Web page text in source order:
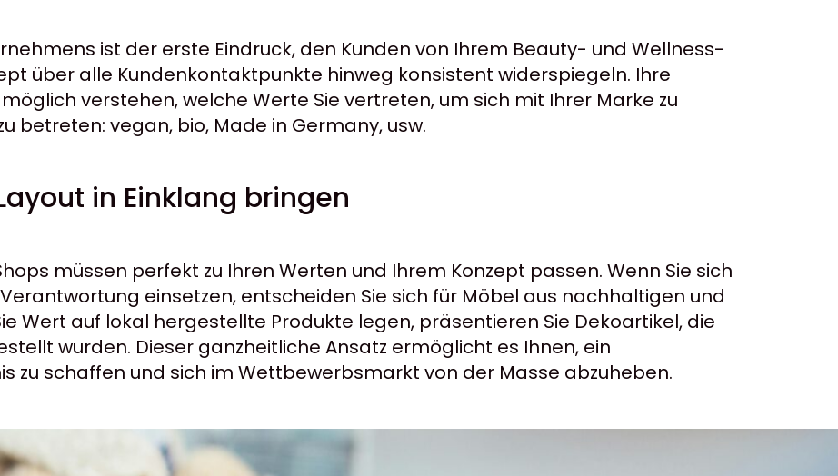
ist der erste Eindruck, den Kunden von Ihrem Beauty- und Wellness-
über alle Kundenkontaktpunkte hinweg konsistent widerspiegeln. Ihre
verstehen, welche Werte Sie vertreten, um sich mit Ihrer Marke zu
betreten: vegan, bio, Made in Germany, usw.
in Einklang bringen
müssen perfekt zu Ihren Werten und Ihrem Konzept passen. Wenn Sie sich
einsetzen, entscheiden Sie sich für Möbel aus nachhaltigen und
Wert auf lokal hergestellte Produkte legen, präsentieren Sie Dekoartikel, die
wurden. Dieser ganzheitliche Ansatz ermöglicht es Ihnen, ein
zu schaffen und sich im Wettbewerbsmarkt von der Masse abzuheben.